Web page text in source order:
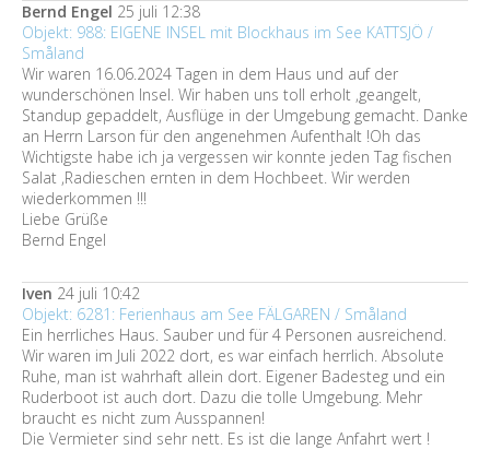
Bernd Engel 25 juli 12:38
Objekt: 988: EIGENE INSEL mit Blockhaus im See KATTSJÖ /
Småland
Wir waren 16.06.2024 Tagen in dem Haus und auf der
wunderschönen Insel. Wir haben uns toll erholt ,geangelt,
Standup gepaddelt, Ausflüge in der Umgebung gemacht. Danke
an Herrn Larson für den angenehmen Aufenthalt !Oh das
Wichtigste habe ich ja vergessen wir konnte jeden Tag fischen
Salat ,Radieschen ernten in dem Hochbeet. Wir werden
wiederkommen !!!
Liebe Grüße
Bernd Engel
Iven 24 juli 10:42
Objekt: 6281: Ferienhaus am See FÄLGAREN / Småland
Ein herrliches Haus. Sauber und für 4 Personen ausreichend.
Wir waren im Juli 2022 dort, es war einfach herrlich. Absolute
Ruhe, man ist wahrhaft allein dort. Eigener Badesteg und ein
Ruderboot ist auch dort. Dazu die tolle Umgebung. Mehr
braucht es nicht zum Ausspannen!
Die Vermieter sind sehr nett. Es ist die lange Anfahrt wert !